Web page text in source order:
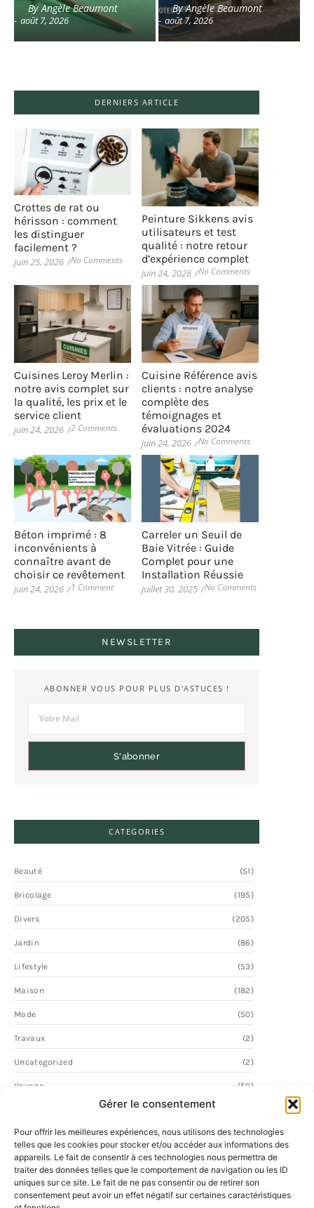
Gérer le consentement
Pour offrir les meilleures expériences, nous utilisons des technologies
telles que les cookies pour stocker et/ou accéder aux informations des
appareils. Le fait de consentir à ces technologies nous permettra de
traiter des données telles que le comportement de navigation ou les ID
uniques sur ce site. Le fait de ne pas consentir ou de retirer son
consentement peut avoir un effet négatif sur certaines caractéristiques
By Angèle Beaumont
- août 7, 2026
By Angèle Beaumont
- août 7, 2026
DERNIERS ARTICLE
Crottes de rat ou
hérisson : comment
les distinguer
facilement ?
juin 25, 2026 /No Comments
Peinture Sikkens avis
utilisateurs et test
qualité : notre retour
d’expérience complet
juin 24, 2026 /No Comments
Cuisines Leroy Merlin :
notre avis complet sur
la qualité, les prix et le
service client
juin 24, 2026 /2 Comments
Cuisine Référence avis
clients : notre analyse
complète des
témoignages et
évaluations 2024
juin 24, 2026 /No Comments
Béton imprimé : 8
inconvénients à
connaître avant de
choisir ce revêtement
juin 24, 2026 /1 Comment
Carreler un Seuil de
Baie Vitrée : Guide
Complet pour une
Installation Réussie
juillet 30, 2025 /No Comments
NEWSLETTER
ABONNER VOUS POUR PLUS D'ASTUCES !
S'abonner
CATEGORIES
Beauté (51)
Bricolage (195)
Divers (205)
Jardin (86)
Lifestyle (53)
Maison (182)
Mode (50)
Travaux (2)
Uncategorized (2)
Voyage (50)